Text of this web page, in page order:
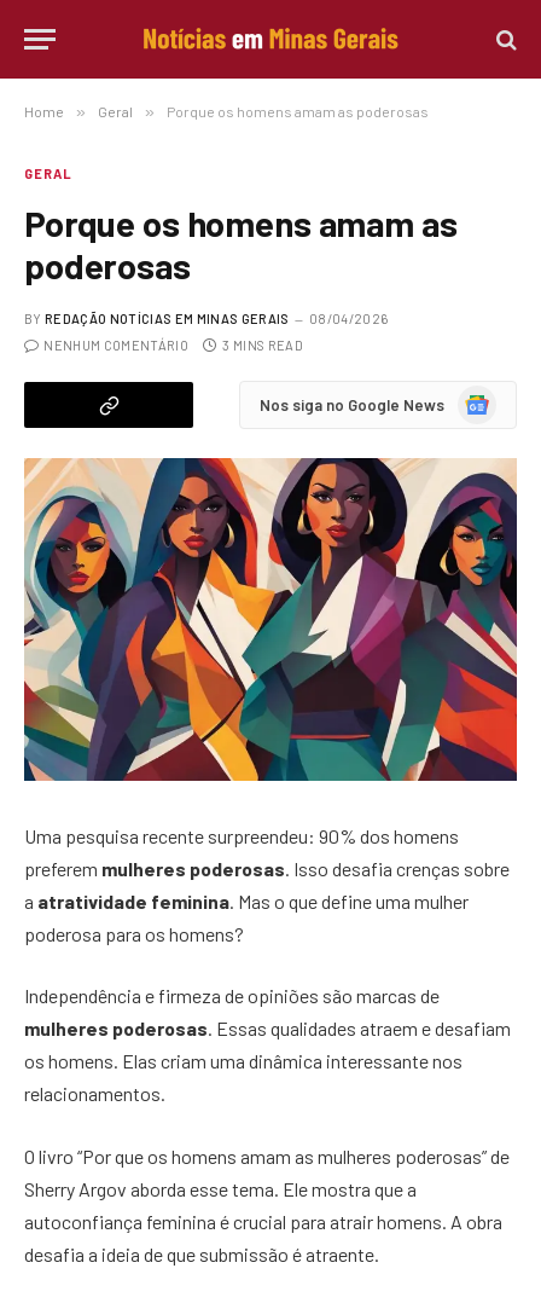
Home » Geral » Porque os homens amam as poderosas
GERAL
Porque os homens amam as
poderosas
BY REDAÇÃO NOTÍCIAS EM MINAS GERAIS
08/04/2026
NENHUM COMENTÁRIO
3 MINS READ
Nos siga no Google News
Google
Uma pesquisa recente surpreendeu: 90% dos homens
preferem mulheres poderosas . Isso desafia crenças sobre
a atratividade feminina . Mas o que define uma mulher
poderosa para os homens?
Independência e firmeza de opiniões são marcas de
mulheres poderosas. Essas qualidades atraem e desafiam
os homens. Elas criam uma dinâmica interessante nos
relacionamentos.
O livro “Por que os homens amam as mulheres poderosas” de
Sherry Argov aborda esse tema. Ele mostra que a
autoconfiança feminina é crucial para atrair homens. A obra
desafia a ideia de que submissão é atraente.